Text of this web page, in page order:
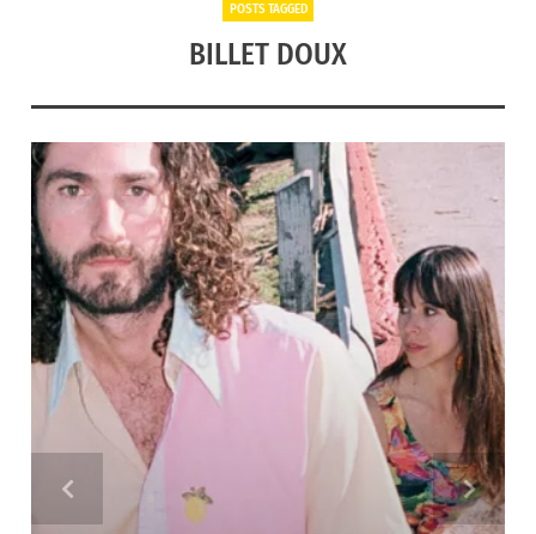
POSTS TAGGED
BILLET DOUX